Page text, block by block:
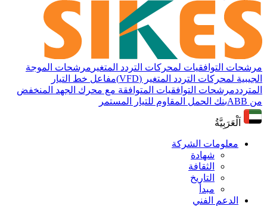
مرشحات التوافقيات لمحركات التردد المتغير مرشحات الموجة
الجيبية لمحركات التردد المتغير (VFD)
مفاعل خط التيار
المترددمرشحات التوافقيات المتوافقة مع محرك الجهد المنخفض
من ABB
بنك الحمل المقاوم للتيار المستمر
اَلْعَرَبِيَّةُ
معلومات الشركة
شهادة
الثقافة
التاريخ
مبدأ
الدعم الفني